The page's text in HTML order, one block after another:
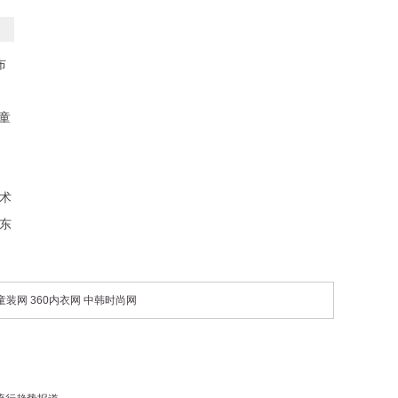
装网 360内衣网 中韩时尚网